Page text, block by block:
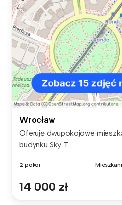
Wrocław
Oferuję dwupokojowe
budynku Sky T...
2 pokoi
14 000 zł